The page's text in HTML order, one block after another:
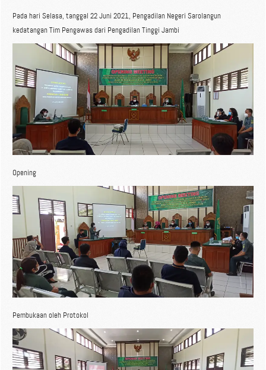
Pada hari Selasa, tanggal 22 Juni 2021, Pengadilan Negeri Sarolangun
kedatangan Tim Pengawas dari Pengadilan Tinggi Jambi
Opening
Pembukaan oleh Protokol